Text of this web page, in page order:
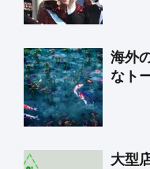
海外
なト
大型